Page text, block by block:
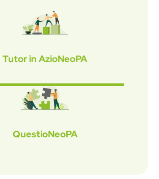
Tutor in AzioNeoPA
QuestioNeoPA